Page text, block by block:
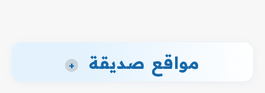
مواقع صديقة +